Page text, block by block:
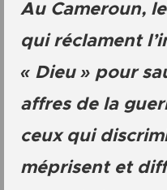
Au Cameroun,
qui réclament
« Dieu » pour
affres de la
ceux qui
méprisent et